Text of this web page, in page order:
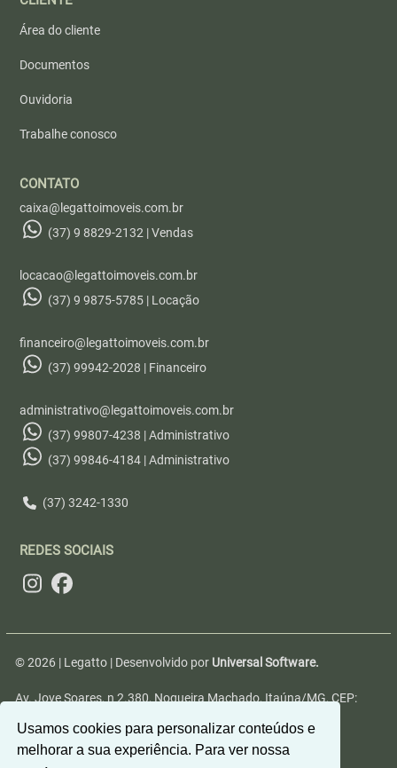
Usamos cookies para personalizar conteúdos e
melhorar a sua experiência. Para ver nossa
Área do cliente
Documentos
Ouvidoria
Trabalhe conosco
CONTATO
caixa@legattoimoveis.com.br
(37) 9 8829-2132 | Vendas
locacao@legattoimoveis.com.br
(37) 9 9875-5785 | Locação
financeiro@legattoimoveis.com.br
(37) 99942-2028 | Financeiro
administrativo@legattoimoveis.com.br
(37) 99807-4238 | Administrativo
(37) 99846-4184 | Administrativo
(37) 3242-1330
REDES SOCIAIS
© 2026 | Legatto | Desenvolvido por Universal Software.
Av. Jove Soares, n 2.380, Nogueira Machado, Itaúna/MG, CEP: